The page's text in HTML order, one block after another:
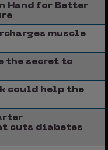
Hand for Better
muscle
the secret to
could help the
cuts diabetes